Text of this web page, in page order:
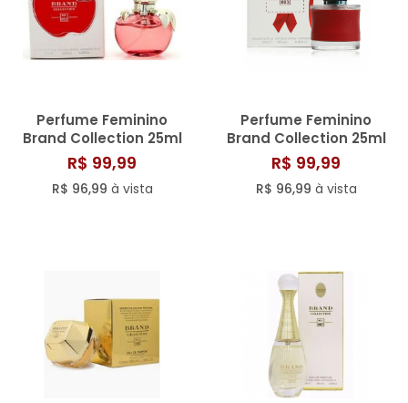
Perfume Feminino
Brand Collection 25ml
N° 017
R$ 99,99
R$ 96,99 à vista
Perfume Feminino
Brand Collection 25ml
N° 003
R$ 99,99
R$ 96,99 à vista